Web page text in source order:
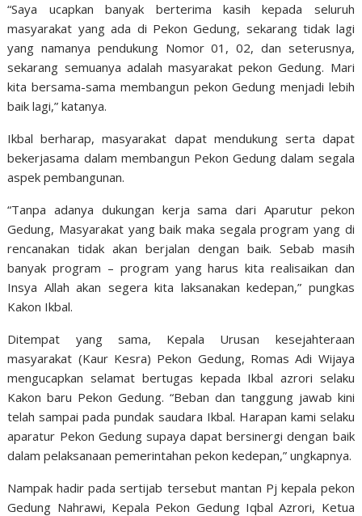
“Saya ucapkan banyak berterima kasih kepada seluruh
masyarakat yang ada di Pekon Gedung, sekarang tidak lagi
yang namanya pendukung Nomor 01, 02, dan seterusnya,
sekarang semuanya adalah masyarakat pekon Gedung. Mari
kita bersama-sama membangun pekon Gedung menjadi lebih
baik lagi,” katanya.
Ikbal berharap, masyarakat dapat mendukung serta dapat
bekerjasama dalam membangun Pekon Gedung dalam segala
aspek pembangunan.
“Tanpa adanya dukungan kerja sama dari Aparutur pekon
Gedung, Masyarakat yang baik maka segala program yang di
rencanakan tidak akan berjalan dengan baik. Sebab masih
banyak program – program yang harus kita realisaikan dan
Insya Allah akan segera kita laksanakan kedepan,” pungkas
Kakon Ikbal.
Ditempat yang sama, Kepala Urusan kesejahteraan
masyarakat (Kaur Kesra) Pekon Gedung, Romas Adi Wijaya
mengucapkan selamat bertugas kepada Ikbal azrori selaku
Kakon baru Pekon Gedung. “Beban dan tanggung jawab kini
telah sampai pada pundak saudara Ikbal. Harapan kami selaku
aparatur Pekon Gedung supaya dapat bersinergi dengan baik
dalam pelaksanaan pemerintahan pekon kedepan,” ungkapnya.
Nampak hadir pada sertijab tersebut mantan Pj kepala pekon
Gedung Nahrawi, Kepala Pekon Gedung Iqbal Azrori, Ketua